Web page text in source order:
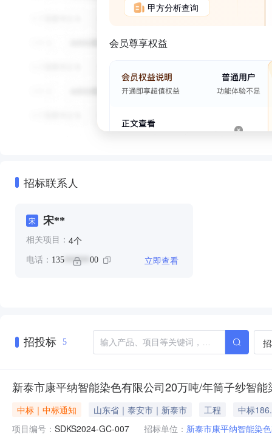
甲方分析查询
会员尊享权益
招标联系人
宋 宋**
相关项目： 4个
电话： 135 ****** 00 立即查看
招投标 5
新泰市康平纳智能染色有限公司20万吨/年筒子纱智
中标｜中标通知 山东省｜泰安市｜新泰市 工程
中标
项目编号： SDKS2024-GC-007 招标单位： 新泰市康平纳智能染